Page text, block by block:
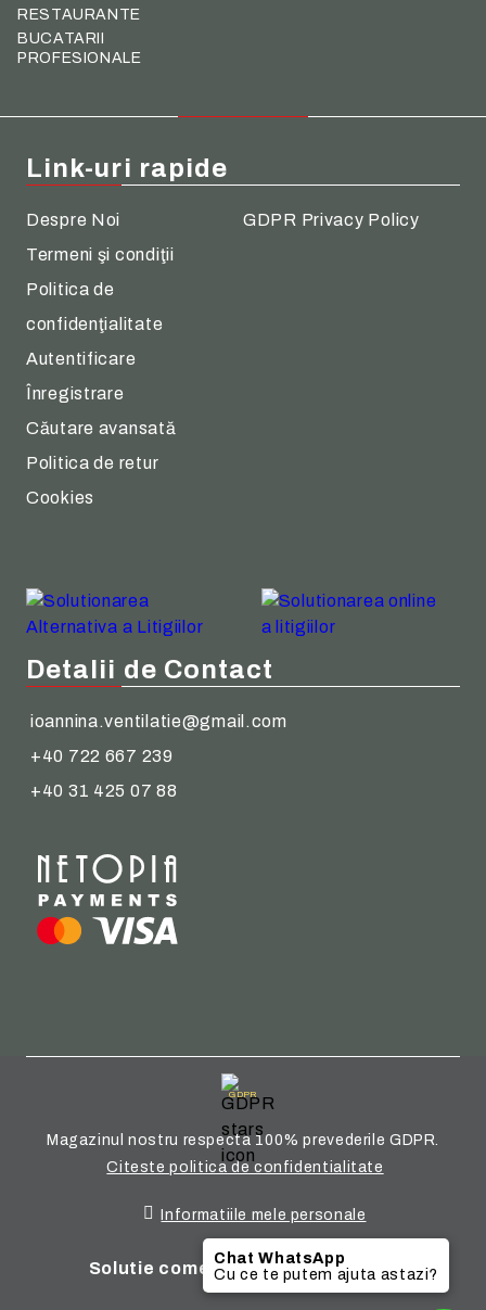
RESTAURANTE
BUCATARII
PROFESIONALE
Link-uri rapide
Despre Noi
Termeni şi condiţii
Politica de
confidenţialitate
Autentificare
Înregistrare
Căutare avansată
Politica de retur
Cookies
GDPR Privacy Policy
Detalii de Contact
ioannina.ventilatie@gmail.com
+40 722 667 239
+40 31 425 07 88
GDPR
Magazinul nostru respecta 100% prevederile GDPR.
Citeste politica de confidentialitate
Informatiile mele personale
Solutie comert electronic Seliton
Chat WhatsApp
Cu ce te putem ajuta astazi?